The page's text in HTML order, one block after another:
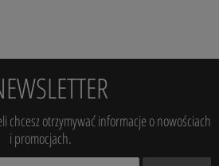
chcesz otrzymywać informacje o nowościach
i promocjach.